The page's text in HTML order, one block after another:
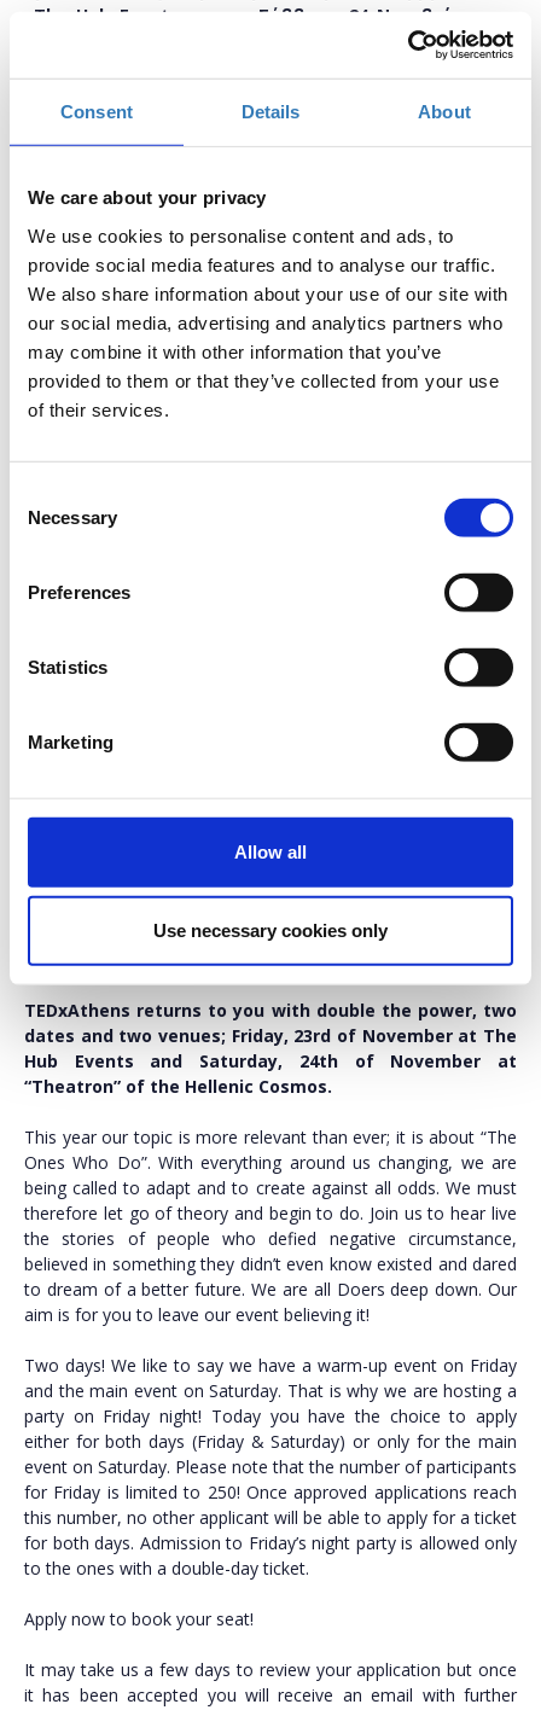
Consent Details About
We care about your privacy
We use cookies to personalise content and ads, to
provide social media features and to analyse our traffic.
We also share information about your use of our site with
our social media, advertising and analytics partners who
may combine it with other information that you’ve
provided to them or that they’ve collected from your use
of their services.
Selection
Necessary
Preferences
Statistics
Marketing
Allow all
Use necessary cookies only
The Hub Events και το Σάββατο 24 Νοεμβρίου στο
“Θέατρον” Ελληνικός Κόσμος, σας παρουσιάζουμε
Σε μια εποχή που βιώνουμε ανατροπές σε πολλά επίπεδα της
ζωής μας, η ανάγκη να αφήσουμε τη θεωρία και να
πίστη, τόλμη και όραμα χρειάζεται να αναλάβουμε δράση.
Δύο μέρες και ένα πάρτι! Θα θέλαμε να λέμε πως η Παρασκευή
είναι το ζέσταμα για το Σάββατο, τη βασική μέρα του
Συνεδρίου. Για αυτό και η Παρασκευή κλείνει με ένα
ξεχωριστό βραδινό πάρτι! Σήμερα έχετε τη δυνατότητα να
επιλέξετε ένα εισιτήριο, είτε για τις δύο μέρες του Συνεδρίου
(Παρασκευή & Σάββατο) είτε μόνο για τη μία μέρα (Σάββατο).
Ο αριθμός συμμετεχόντων της πρώτης μέρας (Παρασκευή)
μπορεί πλέον να αιτηθεί για εισιτήριο και των δύο ημερών.
Μόνο το διπλό εισιτήριο σας δίνει πρόσβαση στο πάρτι το
Σας προσκαλούμε να βιώσετε από κοντά την εμπειρία του
αίτηση για να έχετε την ευκαιρία να βρεθείτε και εσείς στο
κοινό της ζωντανής εκδήλωσης.
Θα χρειαστούν λίγες μέρες για να επεξεργαστούμε την αίτηση
σας. Εφόσον εγκριθεί, θα λάβετε ένα email με επιπλέον
σας εισιτηρίου.
Facebook
Find us on
Facebook
στο Twitter
Follow us on
Twitter
TEDxAthens returns to you with double the power, two
dates and two venues; Friday, 23rd of November at The
Hub Events and Saturday, 24th of November at
“Theatron” of the Hellenic Cosmos.
This year our topic is more relevant than ever; it is about “The
Ones Who Do”. With everything around us changing, we are
being called to adapt and to create against all odds. We must
therefore let go of theory and begin to do. Join us to hear live
the stories of people who defied negative circumstance,
believed in something they didn’t even know existed and dared
to dream of a better future. We are all Doers deep down. Our
aim is for you to leave our event believing it!
Τwo days! We like to say we have a warm-up event on Friday
and the main event on Saturday. That is why we are hosting a
party on Friday night! Today you have the choice to apply
either for both days (Friday & Saturday) or only for the main
event on Saturday. Please note that the number of participants
for Friday is limited to 250! Once approved applications reach
this number, no other applicant will be able to apply for a ticket
for both days. Admission to Friday’s night party is allowed only
to the ones with a double-day ticket.
Apply now to book your seat!
It may take us a few days to review your application but once
it has been accepted you will receive an email with further